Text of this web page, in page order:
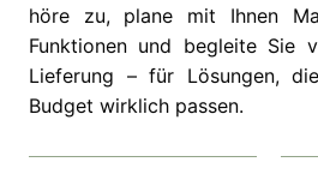
höre zu, plane mit Ihnen
Funktionen und begleite Sie
Lieferung – für Lösungen,
Budget wirklich passen.